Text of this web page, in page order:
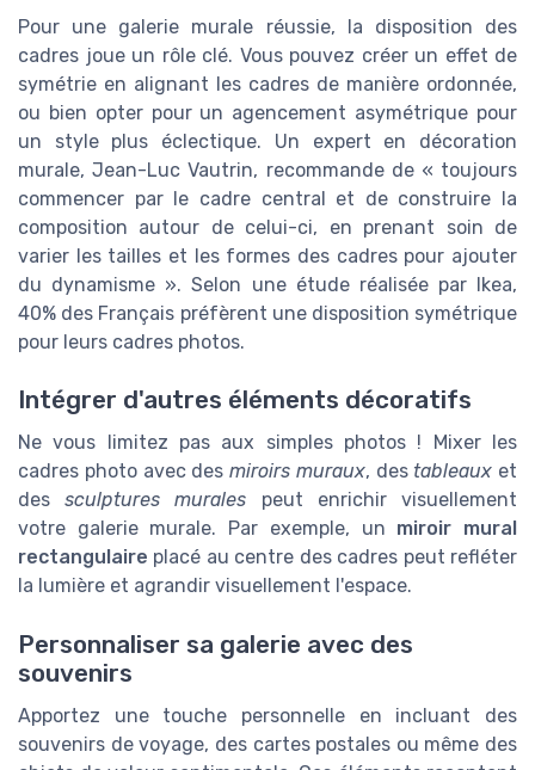
Pour une galerie murale réussie, la disposition des
cadres joue un rôle clé. Vous pouvez créer un effet de
symétrie en alignant les cadres de manière ordonnée,
ou bien opter pour un agencement asymétrique pour
un style plus éclectique. Un expert en décoration
murale, Jean-Luc Vautrin, recommande de « toujours
commencer par le cadre central et de construire la
composition autour de celui-ci, en prenant soin de
varier les tailles et les formes des cadres pour ajouter
du dynamisme ». Selon une étude réalisée par Ikea,
40% des Français préfèrent une disposition symétrique
pour leurs cadres photos.
Intégrer d'autres éléments décoratifs
Ne vous limitez pas aux simples photos ! Mixer les
cadres photo avec des miroirs muraux, des tableaux et
dessculptures murales peut enrichir visuellement
votre galerie murale. Par exemple, un miroir mural
rectangulaire placé au centre des cadres peut refléter
la lumière et agrandir visuellement l'espace.
Personnaliser sa galerie avec des
souvenirs
Apportez une touche personnelle en incluant des
souvenirs de voyage, des cartes postales ou même des